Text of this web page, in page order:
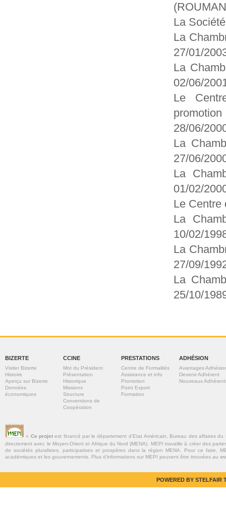
La
La
27/01/
La
02/06/
Le
28/06/
La
27/06/
La
01/02/
Le Centre
La
10/02/
La
27/09/
La
25/10/
BIZERTE
Visiter Bizerte
Histoire
Aperçu sur Bizerte
Données
économiques
CCINE
Mot du Président
Présentation
Historique
Missions
Structure
Conventions de
Coopération
PRESTATIONS
Centre de Formalités
Assistance et info
Promotion
Point Export
Formation
ADHÉSION
Avantages
Devenir Adhérent
Nouveaux
« Ce projetest financé par le département d’Etat Américain, Bureau des affaires
directement avec le Moyen-Orient et Afrique du Nord (MENA). MEPI travaille à créer des
de sociétés pluralistes, participatives et prospères dans la région MENA. Pour ce faire,
académiques et les gouvernements. Plus d’informations sur MEPI peuvent être trouvées au
POWERED BY STELFAIR